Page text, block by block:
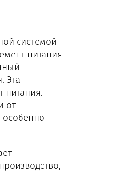
системой
питания
Эта
питания,
от
особенно